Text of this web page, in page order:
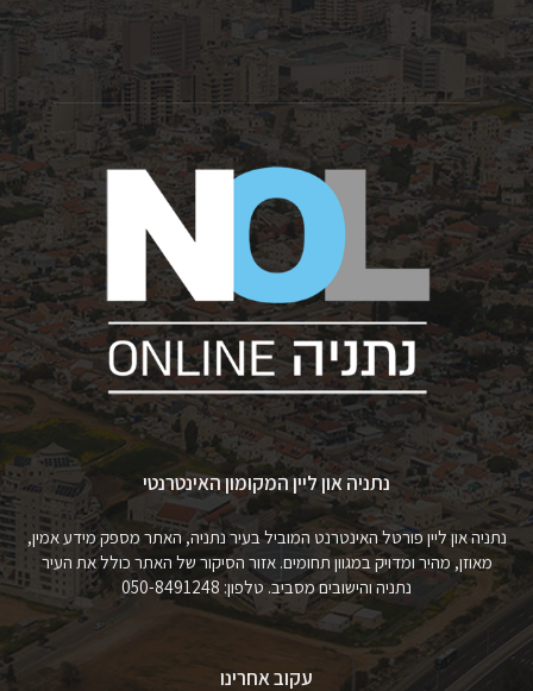
נתניה און ליין המקומון האינטרנטי
נתניה און ליין פורטל האינטרנט המוביל בעיר נתניה, האתר מספק מידע אמין,
מאוזן, מהיר ומדויק במגוון תחומים. אזור הסיקור של האתר כולל את העיר
נתניה והישובים מסביב. טלפון: 050-8491248
עקוב אחרינו